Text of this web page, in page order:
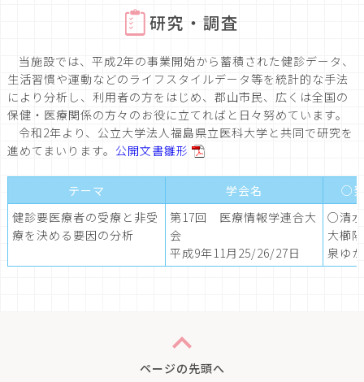
研究・調査
当施設では、平成2年の事業開始から蓄積された健診データ、
生活習慣や運動などのライフスタイルデータ等を統計的な手法
により分析し、利用者の方をはじめ、郡山市民、広くは全国の
保健・医療関係の方々のお役に立てればと日々努めています。
令和2年より、公立大学法人福島県立医科大学と共同で研究を
進めてまいります。 公開文書雛形
テーマ 学会名
○
健診要医療者の受療と非受
療を決める要因の分析
第17回 医療情報学連合大
会
平成9年11月25/26/27日
○清
大櫛
泉ゆ
expand_less
ページの先頭へ